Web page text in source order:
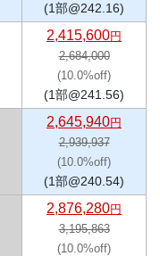
(1部@242.16)
2,415,600円
2,684,000
(10.0%off)
(1部@241.56)
2,645,940円
2,939,937
(10.0%off)
(1部@240.54)
2,876,280円
3,195,863
(10.0%off)